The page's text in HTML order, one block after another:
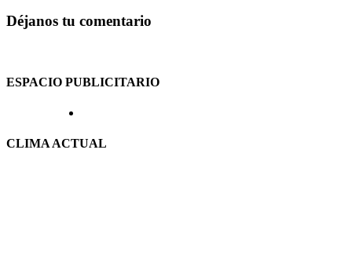
Déjanos tu comentario
ESPACIO PUBLICITARIO
CLIMA ACTUAL